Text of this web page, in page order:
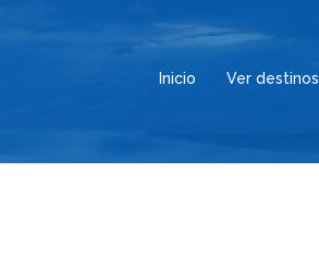
Inicio Ver destinos